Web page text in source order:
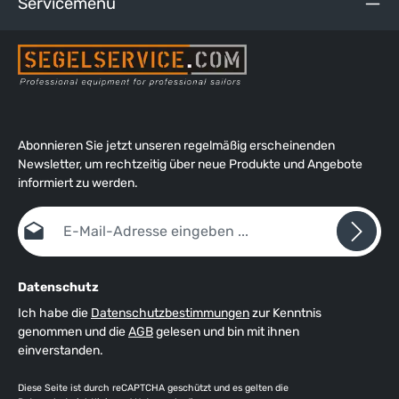
Abonnieren Sie jetzt unseren regelmäßig erscheinenden
Newsletter, um rechtzeitig über neue Produkte und Angebote
informiert zu werden.
E-Mail-Adresse*
Datenschutz
Ich habe die Datenschutzbestimmungenzur Kenntnis
genommen und dieAGBgelesen und bin mit ihnen
einverstanden.
Diese Seite ist durch reCAPTCHA geschützt und es gelten die